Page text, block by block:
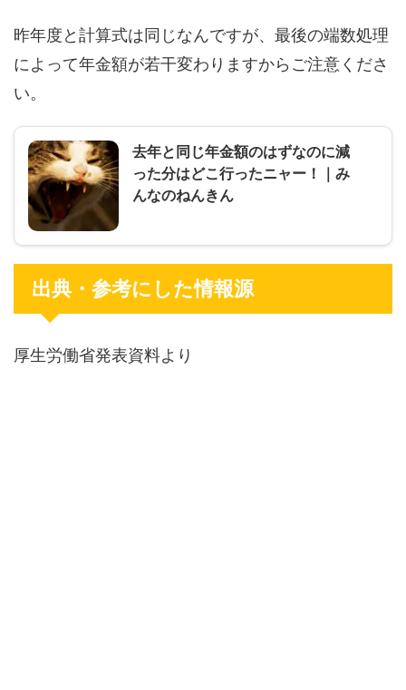
昨年度と計算式は同じなんですが、最後の端数処理
によって年金額が若干変わりますからご注意くださ
い。
去年と同じ年金額のはずなのに減
った分はどこ行ったニャー！｜み
んなのねんきん
出典・参考にした情報源
厚生労働省発表資料より